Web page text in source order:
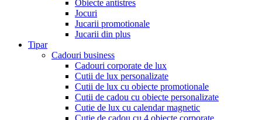
Obiecte antistres
Jocuri
Jucarii promotionale
Jucarii din plus
Tipar
Cadouri business
Cadouri corporate de lux
Cutii de lux personalizate
Cutii de lux cu obiecte promotionale
Cutii de cadou cu obiecte personalizate
Cutie de lux cu calendar magnetic
Cutie de cadou cu 4 obiecte corporate